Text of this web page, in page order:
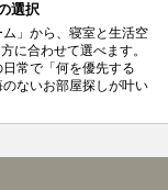
選択
」から、寝室と生活空
に合わせて選べます。
常で「何を優先する
ないお部屋探しが叶い